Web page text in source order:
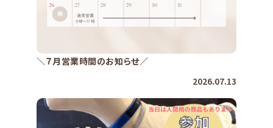
＼７月営業時間のお知らせ／
2026.07.13